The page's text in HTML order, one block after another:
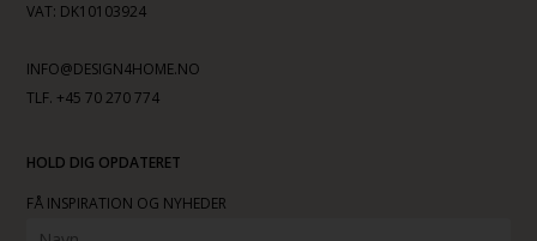
VAT: DK10103924
INFO@DESIGN4HOME.NO
TLF. +45 70 270 774
HOLD DIG OPDATERET
FÅ INSPIRATION OG NYHEDER